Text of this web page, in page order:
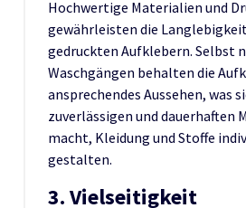
Hochwertige Materialien und
gewährleisten die
gedruckten Aufklebern. Selbst
Waschgängen behalten die
ansprechendes Aussehen, was
zuverlässigen und dauerhaften
macht, Kleidung und Stoffe
gestalten.
3. Vielseitigkeit